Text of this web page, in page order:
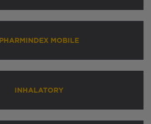
PHARMINDEX MOBILE
INHALATORY